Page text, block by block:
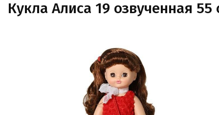
Кукла Алиса 19 озвученная 55